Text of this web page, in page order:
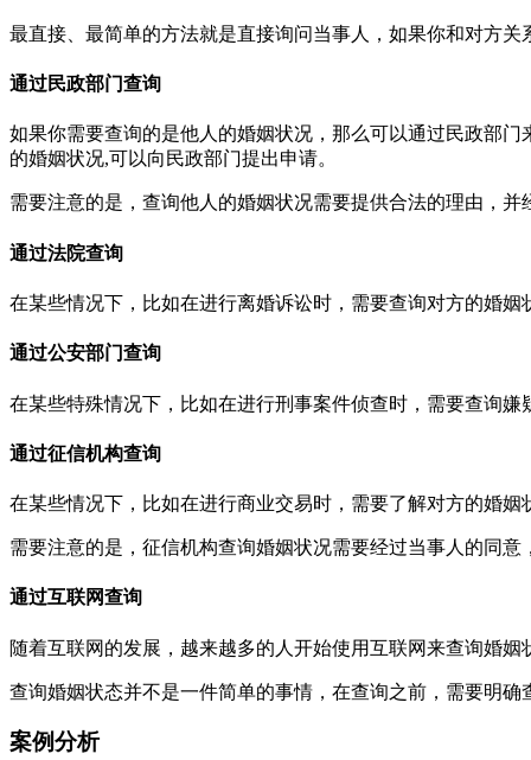
最直接、最简单的方法就是直接询问当事人，如果你和对方
通过民政部门查询
如果你需要查询的是他人的婚姻状况，那么可以通过民政部
的婚姻状况,可以向民政部门提出申请。
需要注意的是，查询他人的婚姻状况需要提供合法的理由，
通过法院查询
在某些情况下，比如在进行离婚诉讼时，需要查询对方的婚
通过公安部门查询
在某些特殊情况下，比如在进行刑事案件侦查时，需要查询
通过征信机构查询
在某些情况下，比如在进行商业交易时，需要了解对方的婚
需要注意的是，征信机构查询婚姻状况需要经过当事人的同意
通过互联网查询
随着互联网的发展，越来越多的人开始使用互联网来查询婚
查询婚姻状态并不是一件简单的事情，在查询之前，需要明
案例分析